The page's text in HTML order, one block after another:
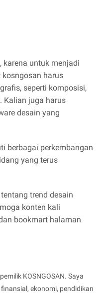
karena untuk menjadi
harus
seperti komposisi,
Kalian juga harus
desain yang
berbagai perkembangan
yang terus
trend desain
konten kali
bookmart halaman
KOSNGOSAN. Saya
ekonomi, pendidikan